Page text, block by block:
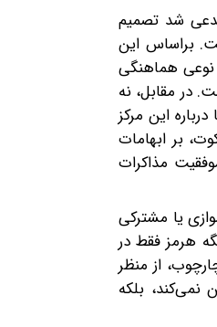
مدعی شد تصمیم
براساس این
نوعی هماهنگی
در مقابل، نه
این مرکز
بر ابهامات
مذاکرات
یا مشترکی
هرمز فقط در
از منظر
نمی‌کند، بلکه